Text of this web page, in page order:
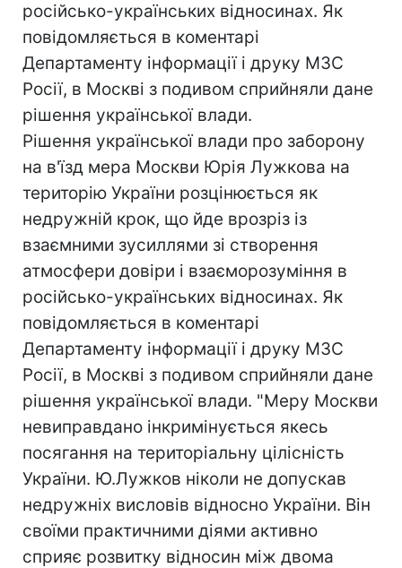
російсько-українських відносинах. Як
повідомляється в коментарі
Департаменту інформації і друку МЗС
Росії, в Москві з подивом сприйняли дане
рішення української влади.
Рішення української влади про заборону
на в'їзд мера Москви Юрія Лужкова на
територію України розцінюється як
недружній крок, що йде врозріз із
взаємними зусиллями зі створення
атмосфери довіри і взаєморозуміння в
російсько-українських відносинах. Як
повідомляється в коментарі
Департаменту інформації і друку МЗС
Росії, в Москві з подивом сприйняли дане
рішення української влади. "Меру Москви
невиправдано інкримінується якесь
посягання на територіальну цілісність
України. Ю.Лужков ніколи не допускав
недружніх висловів відносно України. Він
своїми практичними діями активно
сприяє розвитку відносин між двома